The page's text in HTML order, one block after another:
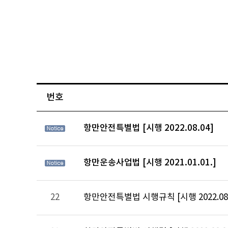
번호
항만안전특별법 [시행 2022.08.04]
항만운송사업법 [시행 2021.01.01.]
22 항만안전특별법 시행규칙 [시행